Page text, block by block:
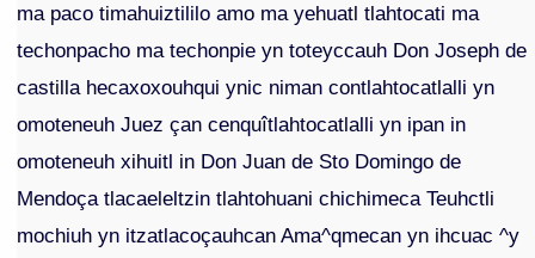
ma paco timahuiztililo amo ma yehuatl tlahtocati ma
techonpacho ma techonpie yn toteyccauh Don Joseph de
castilla hecaxoxouhqui ynic niman contlahtocatlalli yn
omoteneuh Juez çan cenquîtlahtocatlalli yn ipan in
omoteneuh xihuitl in Don Juan de Sto Domingo de
Mendoça tlacaeleltzin tlahtohuani chichimeca Teuhctli
mochiuh yn itzatlacoçauhcan Ama^qmecan yn ihcuac ^y